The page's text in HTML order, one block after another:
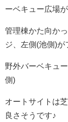
ーベキュー広場が
管理棟かた向か
ジ、左側(池側)が
野外バーベキュ
側)
オートサイトは
良さそうです♪